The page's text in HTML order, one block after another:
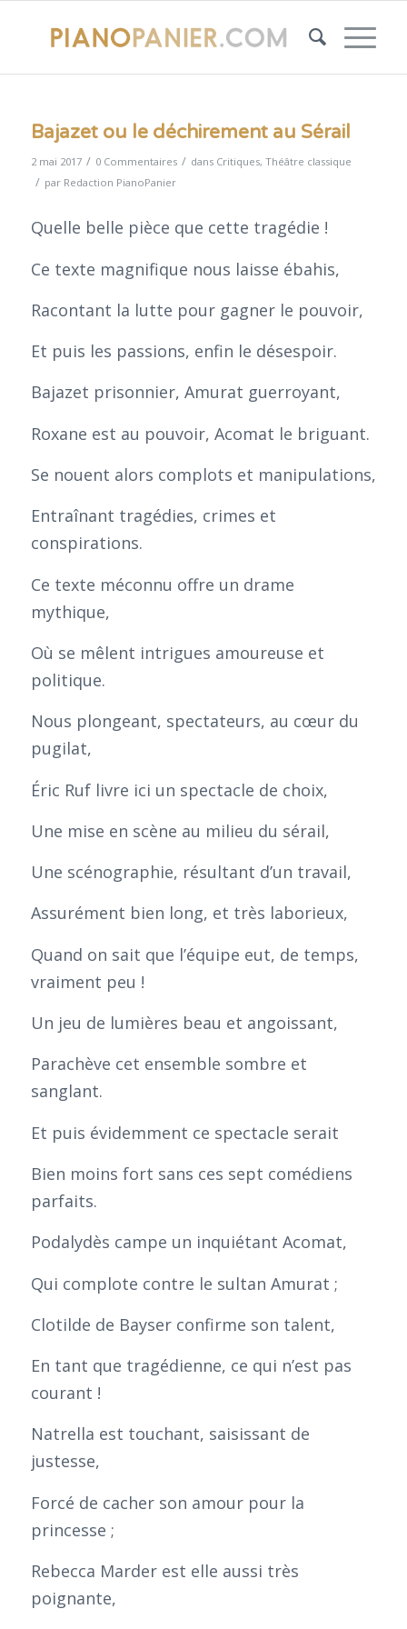
Bajazet ou le déchirement au Sérail
2 mai 2017 / 0 Commentaires / dans Critiques, Théâtre classique
/ par Redaction PianoPanier
Quelle belle pièce que cette tragédie !
Ce texte magnifique nous laisse ébahis,
Racontant la lutte pour gagner le pouvoir,
Et puis les passions, enfin le désespoir.
Bajazet prisonnier, Amurat guerroyant,
Roxane est au pouvoir, Acomat le briguant.
Se nouent alors complots et manipulations,
Entraînant tragédies, crimes et
conspirations.
Ce texte méconnu offre un drame
mythique,
Où se mêlent intrigues amoureuse et
politique.
Nous plongeant, spectateurs, au cœur du
pugilat,
Éric Ruf livre ici un spectacle de choix,
Une mise en scène au milieu du sérail,
Une scénographie, résultant d’un travail,
Assurément bien long, et très laborieux,
Quand on sait que l’équipe eut, de temps,
vraiment peu !
Un jeu de lumières beau et angoissant,
Parachève cet ensemble sombre et
sanglant.
Et puis évidemment ce spectacle serait
Bien moins fort sans ces sept comédiens
parfaits.
Podalydès campe un inquiétant Acomat,
Qui complote contre le sultan Amurat ;
Clotilde de Bayser confirme son talent,
En tant que tragédienne, ce qui n’est pas
courant !
Natrella est touchant, saisissant de
justesse,
Forcé de cacher son amour pour la
princesse ;
Rebecca Marder est elle aussi très
poignante,